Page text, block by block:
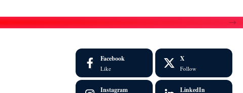
Facebook
Like
X
Follow
Instagram LinkedIn